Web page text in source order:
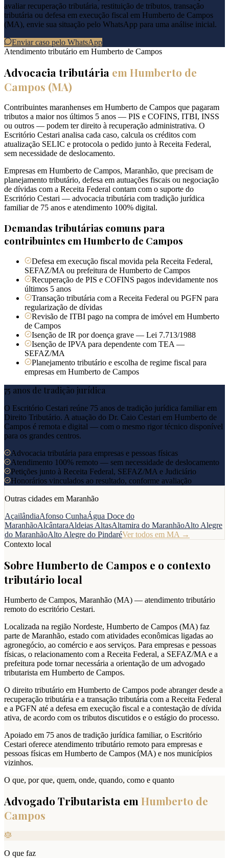
avaliar recuperação tributária, restituição de tributos, transação
tributária ou defesa em execução fiscal em Humberto de Campos
(MA), envie sua situação pelo WhatsApp para uma análise inicial.
Enviar caso pelo WhatsApp
Atendimento tributário em Humberto de Campos
Advocacia tributária em Humberto de
Campos (MA)
Contribuintes maranhenses em Humberto de Campos que pagaram
tributos a maior nos últimos 5 anos — PIS e COFINS, ITBI, INSS
ou outros — podem ter direito à recuperação administrativa. O
Escritório Cestari analisa cada caso, calcula os créditos com
atualização SELIC e protocola o pedido junto à Receita Federal,
sem necessidade de deslocamento.
Empresas em Humberto de Campos, Maranhão, que precisam de
planejamento tributário, defesa em autuações fiscais ou negociação
de dívidas com a Receita Federal contam com o suporte do
Escritório Cestari — advocacia tributária com tradição jurídica
familiar de 75 anos e atendimento 100% digital.
Demandas tributárias comuns para
contribuintes emHumberto de Campos
Defesa em execução fiscal movida pela Receita Federal,
SEFAZ/MA ou prefeitura de Humberto de Campos
Recuperação de PIS e COFINS pagos indevidamente nos
últimos 5 anos
Transação tributária com a Receita Federal ou PGFN para
regularização de dívidas
Revisão de ITBI pago na compra de imóvel em Humberto
de Campos
Isenção de IR por doença grave — Lei 7.713/1988
Isenção de IPVA para dependente com TEA —
SEFAZ/MA
Planejamento tributário e escolha de regime fiscal para
empresas em Humberto de Campos
75 anos de tradição jurídica
O Escritório Cestari reúne 75 anos de tradição jurídica familiar em
Direito Tributário. A atuação do Dr. Caio Cestari em Humberto de
Campos é remota e digital — com o mesmo rigor técnico disponível
para os grandes centros.
Advocacia tributária para empresas e pessoas físicas
Atendimento 100% remoto — sem necessidade de deslocamento
Petições junto à Receita Federal, SEFAZ/MA e Judiciário
Honorários vinculados ao resultado, conforme avaliação
Outras cidades em Maranhão
AçailândiaAfonso CunhaÁgua Doce do
MaranhãoAlcântaraAldeias AltasAltamira do MaranhãoAlto Alegre
do MaranhãoAlto Alegre do PindaréVer todos em MA →
Contexto local
Sobre Humberto de Campos e o contexto
tributário local
Humberto de Campos, Maranhão (MA) — atendimento tributário
remoto do escritório Cestari.
Localizada na região Nordeste, Humberto de Campos (MA) faz
parte de Maranhão, estado com atividades econômicas ligadas ao
agronegócio, ao comércio e aos serviços. Para empresas e pessoas
físicas, o relacionamento com a Receita Federal, a SEFAZ/MA e a
prefeitura pode tornar necessária a orientação de um advogado
tributarista em Humberto de Campos.
O direito tributário em Humberto de Campos pode abranger desde a
recuperação tributária e a transação tributária com a Receita Federal
e a PGFN até a defesa em execução fiscal e a contestação de dívida
ativa, de acordo com os tributos discutidos e o estágio do processo.
Apoiado em 75 anos de tradição jurídica familiar, o Escritório
Cestari oferece atendimento tributário remoto para empresas e
pessoas físicas em Humberto de Campos (MA) e nos municípios
vizinhos.
O que, por que, quem, onde, quando, como e quanto
Advogado Tributarista em Humberto de
Campos
O que faz